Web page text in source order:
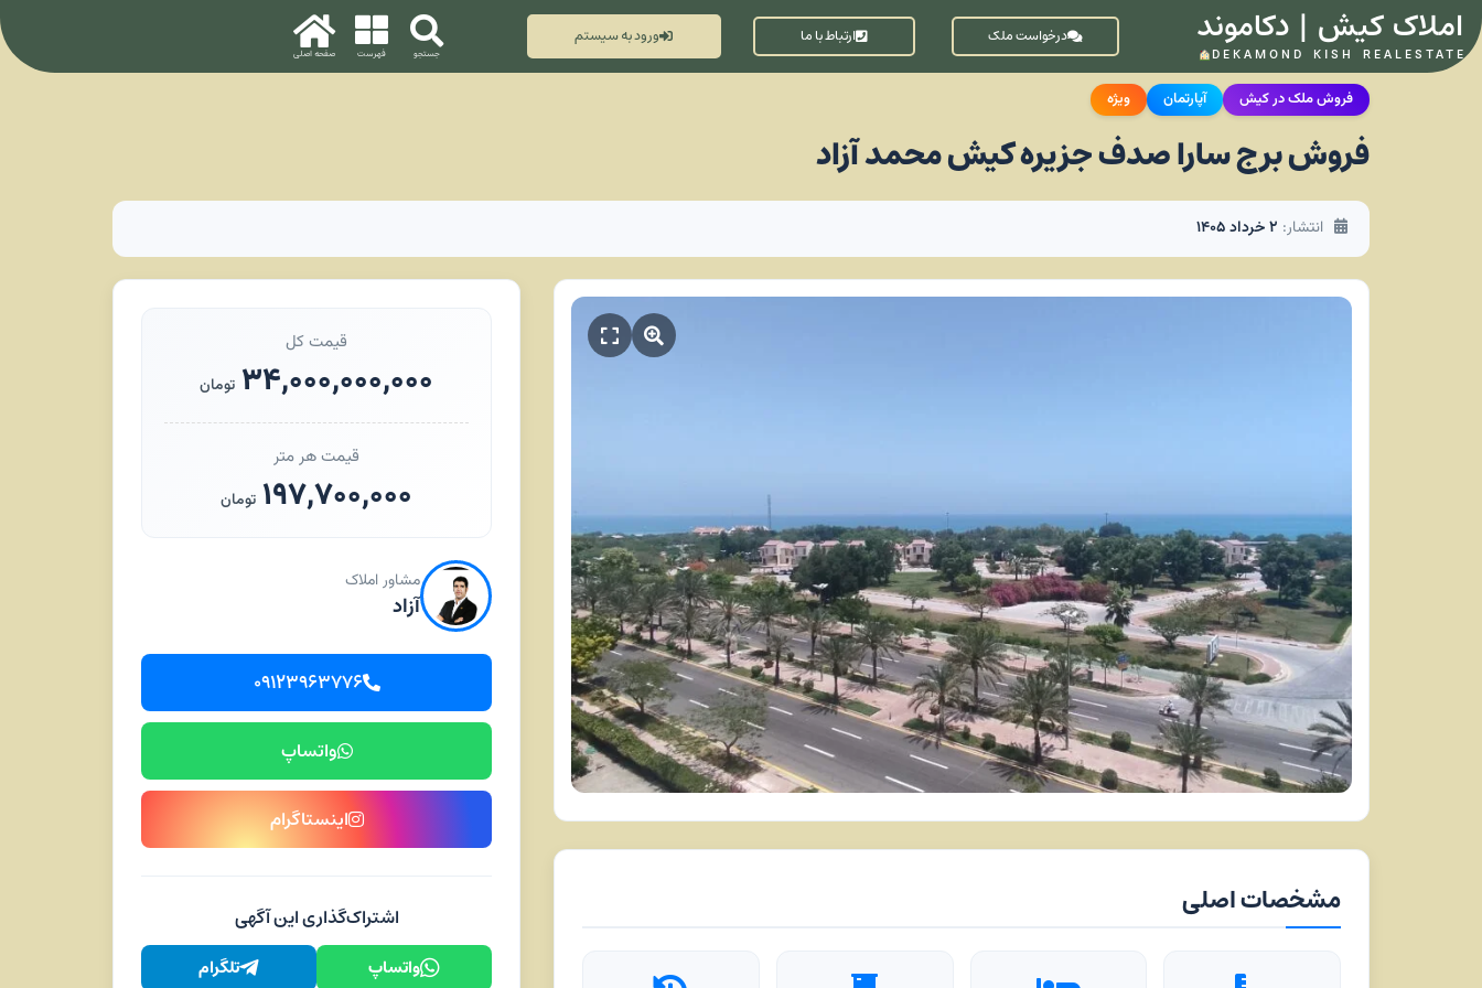
املاک کیش | دکاموند
DEKAMOND KISH REALESTATE
درخواست ملک ارتباط با ما ورود به سیستم
فروش ملک در کیش آپارتمان ویژه
فروش برج سارا صدف جزیره کیش محمد آزاد
انتشار: ۲ خرداد ۱۴۰۵
مشخصات اصلی
قیمت کل
۳۴,۰۰۰,۰۰۰,۰۰۰ تومان
قیمت هر متر
۱۹۷,۷۰۰,۰۰۰ تومان
مشاور املاک
آزاد
۰۹۱۲۳۹۶۳۷۷۶
واتساپ
اینستاگرام
اشتراک‌گذاری این آگهی
واتساپ
تلگرام